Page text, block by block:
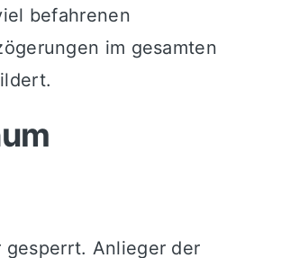
befahrenen
im gesamten
gesperrt. Anlieger der